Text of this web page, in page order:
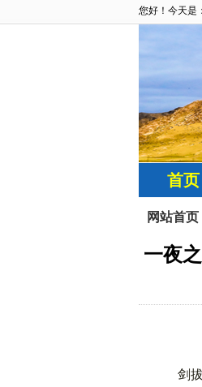
您好！今天是
首页
网站首页
一夜
剑